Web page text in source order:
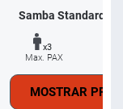
Samba Standard
x3
Max. PAX
MOSTRAR